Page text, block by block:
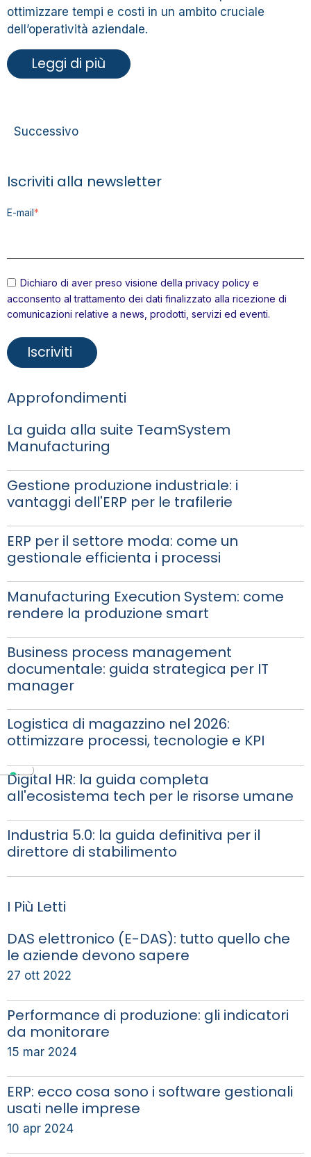
ottimizzare tempi e costi in un ambito cruciale
dell’operatività aziendale.
Leggi di più
Successivo
Iscriviti alla newsletter
E-mail*
Dichiaro di aver preso visione della privacy policye
acconsento al trattamento dei dati finalizzato alla ricezione di
comunicazioni relative a news, prodotti, servizi ed eventi.
Approfondimenti
La guida alla suite TeamSystem
Manufacturing
Gestione produzione industriale: i
vantaggi dell'ERP per le trafilerie
ERP per il settore moda: come un
gestionale efficienta i processi
Manufacturing Execution System: come
rendere la produzione smart
Business process management
documentale: guida strategica per IT
manager
Logistica di magazzino nel 2026:
ottimizzare processi, tecnologie e KPI
Digital HR: la guida completa
all'ecosistema tech per le risorse umane
Industria 5.0: la guida definitiva per il
direttore di stabilimento
I Più Letti
DAS elettronico (E-DAS): tutto quello che
le aziende devono sapere
27 ott 2022
Performance di produzione: gli indicatori
da monitorare
15 mar 2024
ERP: ecco cosa sono i software gestionali
usati nelle imprese
10 apr 2024